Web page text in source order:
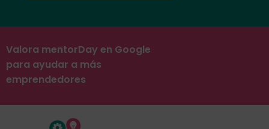
Valora mentorDay en Google
para ayudar a más
emprendedores